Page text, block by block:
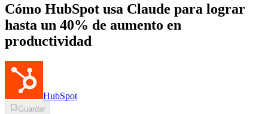
Cómo HubSpot usa Claude para lograr
hasta un 40% de aumento en
productividad
HubSpot
Guardar